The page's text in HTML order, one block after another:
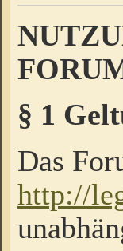
§ 1
Das
http://